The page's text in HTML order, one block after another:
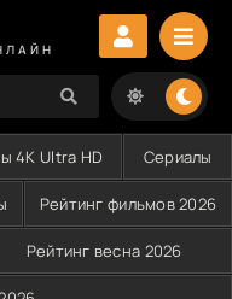
4K Ultra HD Сериалы
Рейтинг фильмов 2026
Рейтинг весна 2026